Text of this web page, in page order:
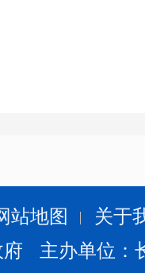
站地图
关于
府 主办单位